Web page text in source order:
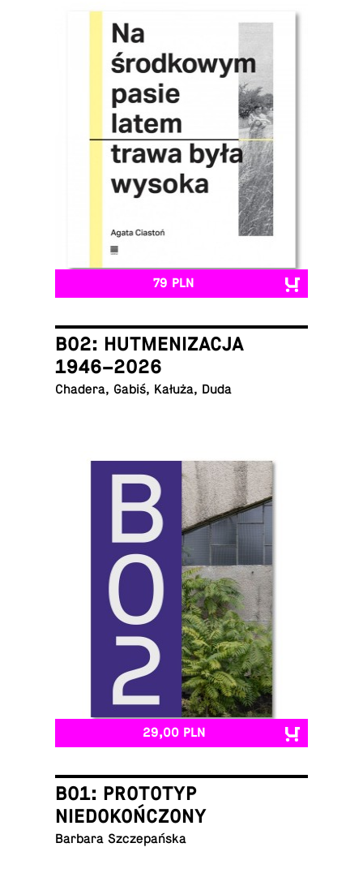
79 PLN
B02: HUTMENIZACJA
1946–2026
Chadera, Gabiś, Kałuża, Duda
29,00 PLN
B01: PROTOTYP
NIEDOKOŃCZONY
Barbara Szczepańska